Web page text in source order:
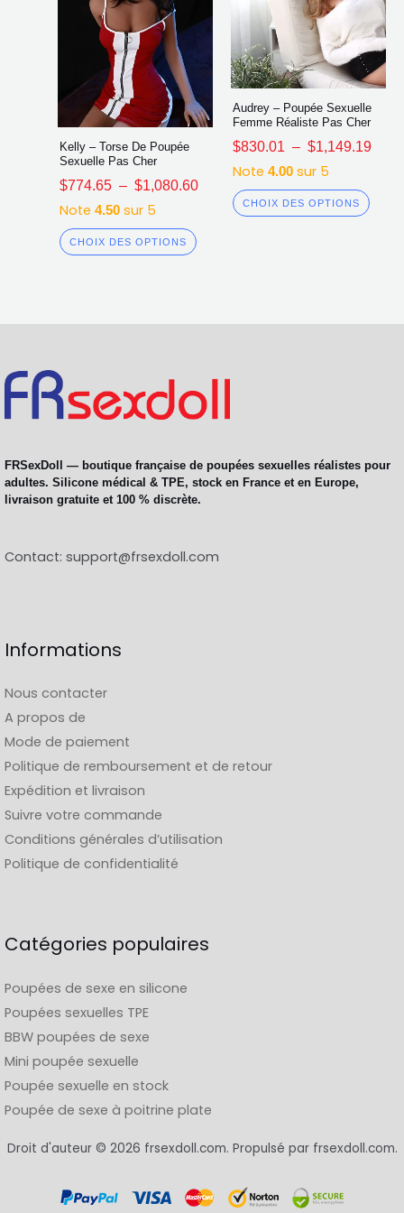
Kelly – Torse De Poupée
Sexuelle Pas Cher
$774.65 – $1,080.60
Note 4.50sur 5
CHOIX DES OPTIONS
page
produit
Audrey – Poupée Sexuelle
Femme Réaliste Pas Cher
$830.01 – $1,149.19
Note 4.00sur 5
CHOIX DES OPTIONS
page
du
FRSexDoll — boutique française de poupées sexuelles réalistes pour
adultes. Silicone médical & TPE, stock en France et en Europe,
livraison gratuite et 100 % discrète.
Contact: support@frsexdoll.com
Informations
Nous contacter
A propos de
Mode de paiement
Politique de remboursement et de retour
Expédition et livraison
Suivre votre commande
Conditions générales d’utilisation
Politique de confidentialité
Catégories populaires
Poupées de sexe en silicone
Poupées sexuelles TPE
BBW poupées de sexe
Mini poupée sexuelle
Poupée sexuelle en stock
Poupée de sexe à poitrine plate
Droit d'auteur © 2026 frsexdoll.com. Propulsé par frsexdoll.com.